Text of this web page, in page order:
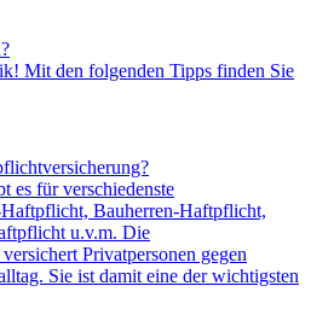
Mit den folgenden Tipps finden Sie
es für verschiedenste
Bauherren-Haftpflicht,
u.v.m. Die
Privatpersonen gegen
Sie ist damit eine der wichtigsten